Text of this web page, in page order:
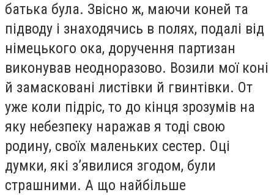
батька була. Звісно ж, маючи коней та
підводу і знаходячись в полях, подалі від
німецького ока, доручення партизан
виконував неодноразово. Возили мої коні
й замасковані листівки й гвинтівки. От
уже коли підріс, то до кінця зрозумів на
яку небезпеку наражав я тоді свою
родину, своїх маленьких сестер. Оці
думки, які з’явилися згодом, були
страшними. А що найбільше